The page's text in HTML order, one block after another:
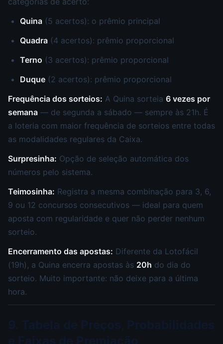
Quina (5 acertos): o prêmio principal
Quadra (4 acertos): prêmio proporcional
Terno (3 acertos): prêmio proporcional
Duque (2 acertos): prêmio proporcional
Frequência dos sorteios: A Quina sorteia 6 vezes por
semana — de segunda a sábado — sempre às 21h. É
a loteria com maior frequência de sorteios entre todas
as modalidades regulares da Caixa.
Surpresinha: Opção de seleção automática dos
números pelo sistema.
Teimosinha: Registra a mesma combinação para 3, 6,
9 ou 12 concursos consecutivos — ideal para quem
aposta com regularidade e quer não perder nenhum
sorteio.
Encerramento das apostas: Diferente da Lotofácil
(19h), a Quina encerra apostas às 20h do dia do
sorteio. Muito importante: não deixe para a última
hora.